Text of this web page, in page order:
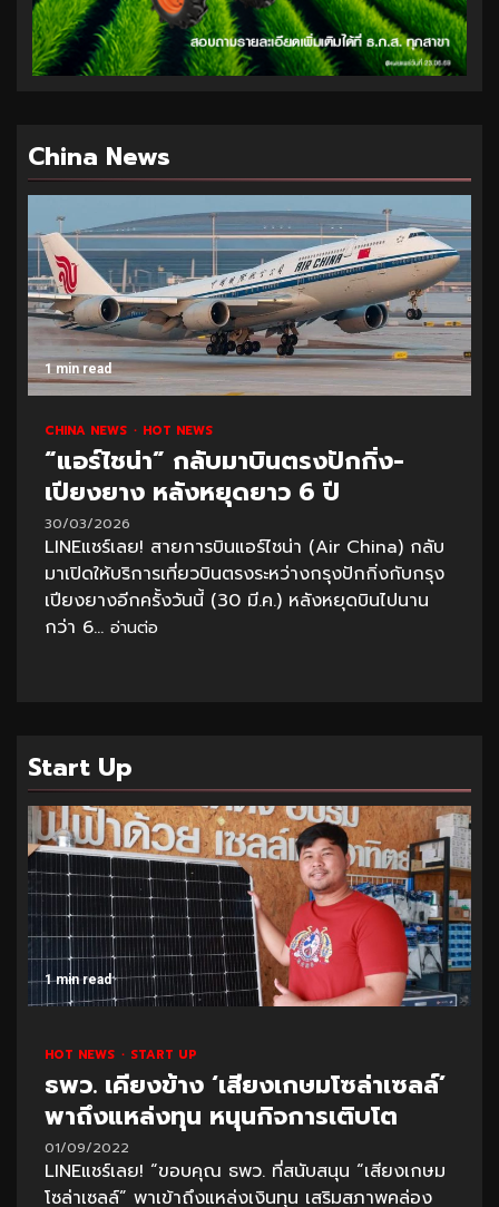
China News
1 min read
CHINA NEWS HOT NEWS
“แอร์ไชน่า” กลับมาบินตรงปักกิ่ง-
เปียงยาง หลังหยุดยาว 6 ปี
30/03/2026
LINEแชร์เลย! สายการบินแอร์ไชน่า (Air China) กลับ
มาเปิดให้บริการเที่ยวบินตรงระหว่างกรุงปักกิ่งกับกรุง
เปียงยางอีกครั้งวันนี้ (30 มี.ค.) หลังหยุดบินไปนาน
กว่า 6... อ่านต่อ
Start Up
1 min read
HOT NEWS START UP
ธพว. เคียงข้าง ‘เสียงเกษมโซล่าเซลล์’
พาถึงแหล่งทุน หนุนกิจการเติบโต
01/09/2022
LINEแชร์เลย! “ขอบคุณ ธพว. ที่สนับสนุน “เสียงเกษม
โซล่าเซลล์” พาเข้าถึงแหล่งเงินทุน เสริมสภาพคล่อง